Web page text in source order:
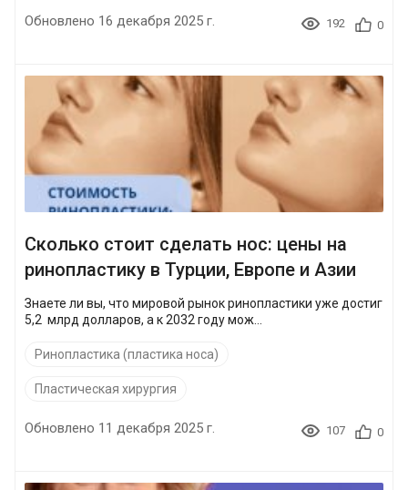
Обновлено 16 декабря 2025 г. 192 0
Сколько стоит сделать нос: цены на
ринопластику в Турции, Европе и Азии
Знаете ли вы, что мировой рынок ринопластики уже достиг
5,2 млрд долларов, а к 2032 году мож...
Ринопластика (пластика носа)
Пластическая хирургия
Обновлено 11 декабря 2025 г. 107 0